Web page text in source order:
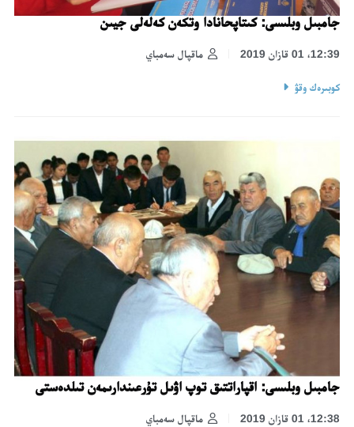
جامبىل وبلىسى: كىتاپحانادا وتكەن كەلەلى جيىن
ماقپال سەمباي 12:39، 01 قازان 2019
كوبىرەك وقۋ
جامبىل وبلىسى: اقپاراتتىق توپ اۋىل تۇرعىندارىمەن تىلدەستى
ماقپال سەمباي 12:38، 01 قازان 2019